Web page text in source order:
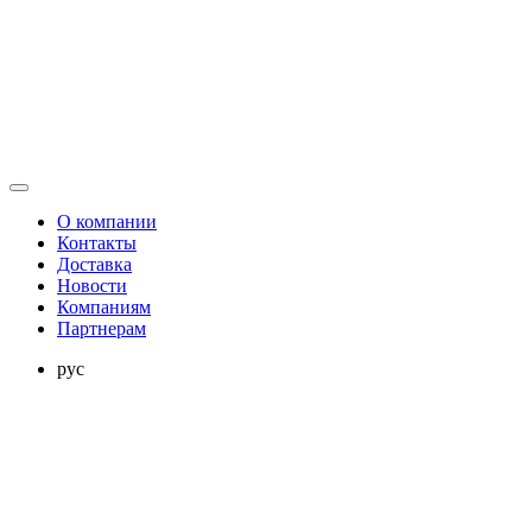
О компании
Контакты
Доставка
Новости
Компаниям
Партнерам
рус